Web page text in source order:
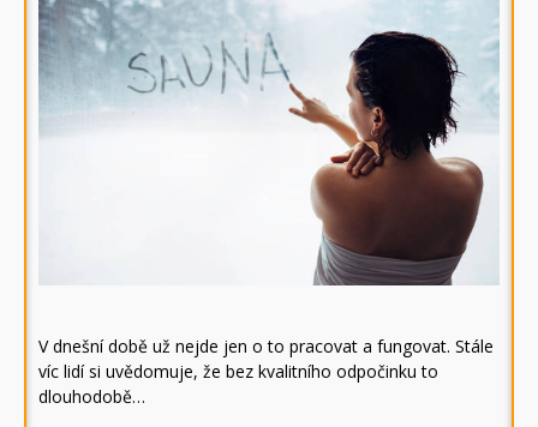
V dnešní době už nejde jen o to pracovat a fungovat. Stále
víc lidí si uvědomuje, že bez kvalitního odpočinku to
dlouhodobě…